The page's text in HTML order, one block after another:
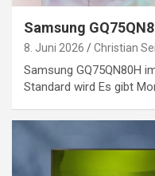
Samsung
8. Juni 2026 Christian
Samsung GQ75QN80H
Standard wird Es gibt